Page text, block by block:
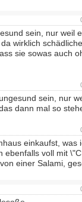
sein, nur weil
wirklich
sie sowas auch
sein, nur
dann mal so
einkaufst, was
ebenfalls voll mit
einer Salami,